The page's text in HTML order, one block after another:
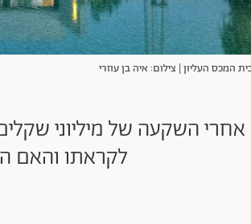
המכס העליון | צילום: איה בן עוזרי
אחרי השקעה של מיליוני
לקראתו והאם